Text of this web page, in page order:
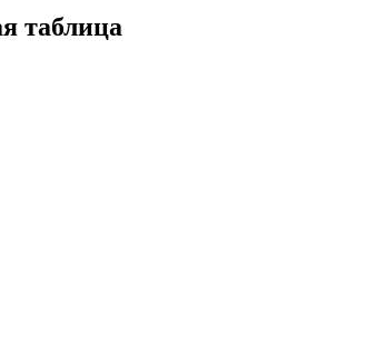
таблица